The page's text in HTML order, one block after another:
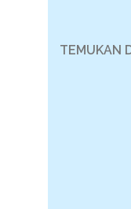
TEMUKAN